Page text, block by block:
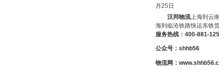
月25日
汉邦物流上海到云
海到临沧铁路快运东铁
服务热线： 400-881-
公众号：shhb56
物流网：